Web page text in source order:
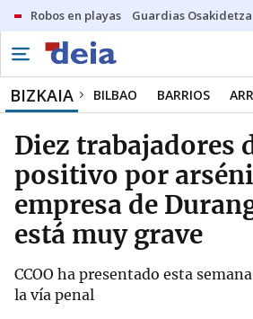
Robos en playas Guardias Osakidetza
BIZKAIA BILBAO BARRIOS
Diez trabajadores
positivo por
empresa de
está muy grave
CCOO ha presentado esta
la vía penal